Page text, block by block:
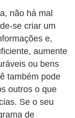
não há mal
se criar um
e,
aumente
​​ou bens
também pode
outros o que
Se o seu
de